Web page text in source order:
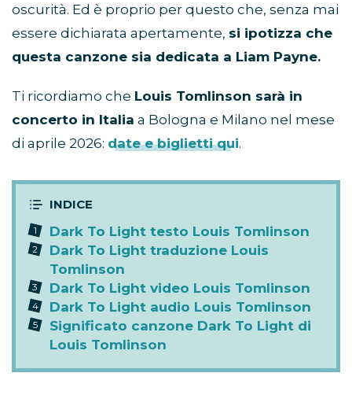
oscurità. Ed è proprio per questo che, senza mai
essere dichiarata apertamente, si ipotizza che
questa canzone sia dedicata a Liam Payne.
Ti ricordiamo che Louis Tomlinson sarà in
concerto in Italia a Bologna e Milano nel mese
di aprile 2026: date e biglietti qui.
Dark To Light testo Louis Tomlinson
Dark To Light traduzione Louis
Tomlinson
Dark To Light video Louis Tomlinson
Dark To Light audio Louis Tomlinson
Significato canzone Dark To Light di
Louis Tomlinson